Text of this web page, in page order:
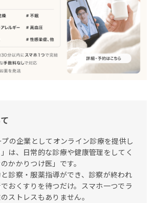
の企業としてオンライン診療を提供し
は、日常的な診療や健康管理をしてく
かかりつけ医」です。
診察・服薬指導ができ、診察が終われ
おくすりを待つだけ。スマホ一つでラ
ストレスもありません。